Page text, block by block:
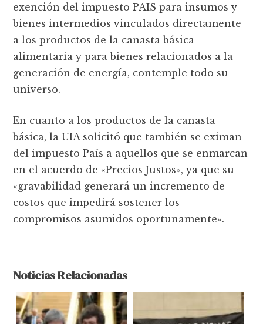
exención del impuesto PAIS para insumos y
bienes intermedios vinculados directamente
a los productos de la canasta básica
alimentaria y para bienes relacionados a la
generación de energía, contemple todo su
universo.
En cuanto a los productos de la canasta
básica, la UIA solicitó que también se eximan
del impuesto País a aquellos que se enmarcan
en el acuerdo de «Precios Justos», ya que su
«gravabilidad generará un incremento de
costos que impedirá sostener los
compromisos asumidos oportunamente».
Noticias Relacionadas